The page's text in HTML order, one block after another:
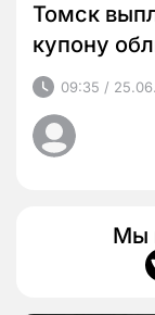
Томск
купону
09:35 /
Мы